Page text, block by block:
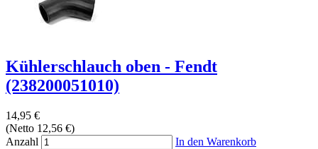
Kühlerschlauch oben - Fendt
(238200051010)
14,95 €
(Netto 12,56 €)
Anzahl
In den Warenkorb